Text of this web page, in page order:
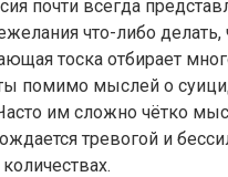
почти всегда
что-либо
тоска отбирает
помимо мыслей о
им сложно чётко
тревогой и